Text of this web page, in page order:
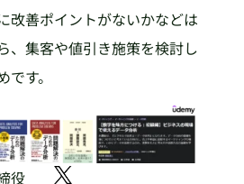
改善ポイントがないかなどは
、集客や値引き施策を検討し
す。
締役